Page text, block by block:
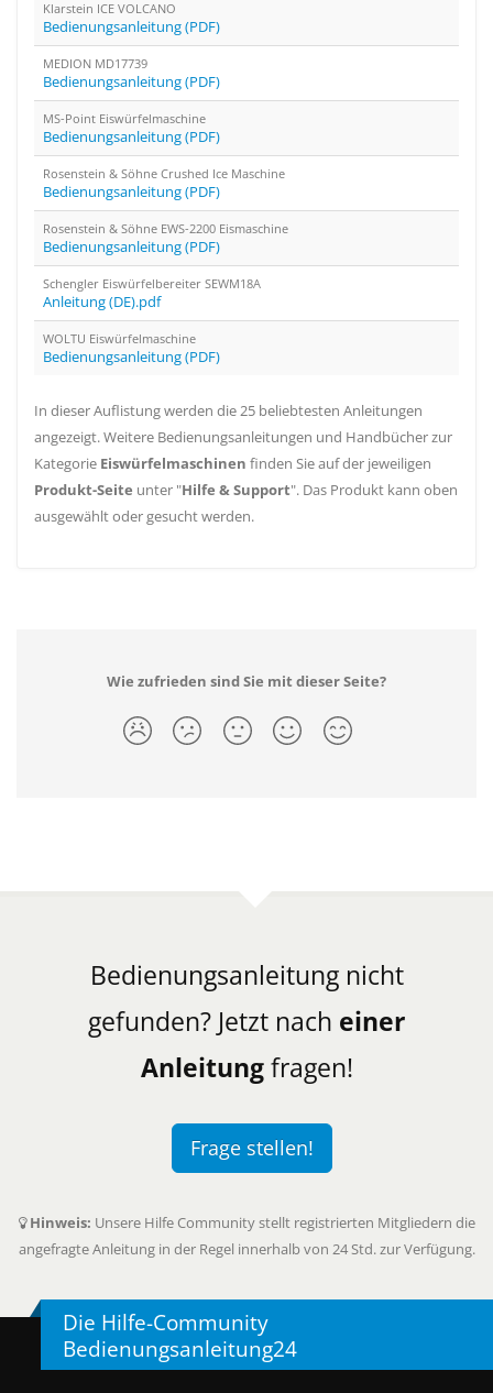
Klarstein ICE VOLCANO
Bedienungsanleitung (PDF)
MEDION MD17739
Bedienungsanleitung (PDF)
MS-Point Eiswürfelmaschine
Bedienungsanleitung (PDF)
Rosenstein & Söhne Crushed Ice Maschine
Bedienungsanleitung (PDF)
Rosenstein & Söhne EWS-2200 Eismaschine
Bedienungsanleitung (PDF)
Schengler Eiswürfelbereiter SEWM18A
Anleitung (DE).pdf
WOLTU Eiswürfelmaschine
Bedienungsanleitung (PDF)
In dieser Auflistung werden die 25 beliebtesten Anleitungen
angezeigt. Weitere Bedienungsanleitungen und Handbücher zur
Kategorie Eiswürfelmaschinen finden Sie auf der jeweiligen
Produkt-Seite unter "Hilfe & Support". Das Produkt kann oben
ausgewählt oder gesucht werden.
Wie zufrieden sind Sie mit dieser Seite?
Bedienungsanleitung nicht
gefunden? Jetzt nach einer
Anleitungfragen!
Frage stellen!
Hinweis: Unsere Hilfe Community stellt registrierten Mitgliedern die
angefragte Anleitung in der Regel innerhalb von 24 Std. zur Verfügung.
Die Hilfe-Community
Bedienungsanleitung24